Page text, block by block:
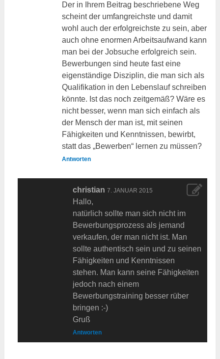
Der in Ihrem Beitrag beschriebene Weg
scheint der umfangreichste und damit
wohl auch der erfolgreichste zu sein, aber
auch ohne enormen Arbeitsaufwand kann
man bei der Jobsuche erfolgreich sein.
Bewerbungen sind heute fast eine
eigenständige Disziplin, die man sich als
Qualifikation in den Lebenslauf schreiben
könnte. Ist das noch zeitgemäß? Wäre es
nicht besser, wenn man sich einfach als
der Mensch der man ist, mit seinen
Fähigkeiten und Kenntnissen, bewirbt,
statt das „Bewerben“ lernen zu müssen?
Antworten
christian 7. JANUAR 2015
Hallo,
natürlich sollte man sich nicht im
Bewerbungsprozess als jemand
verkaufen, der man nicht ist. Man
sollte authentisch sein und zu seinen
Fähigkeiten und Kenntnissen
stehen. Man kann seine Fähigkeiten
jedoch nach einem
Bewerbungstraining besser rüber
bringen :-)
Gruß
Antworten